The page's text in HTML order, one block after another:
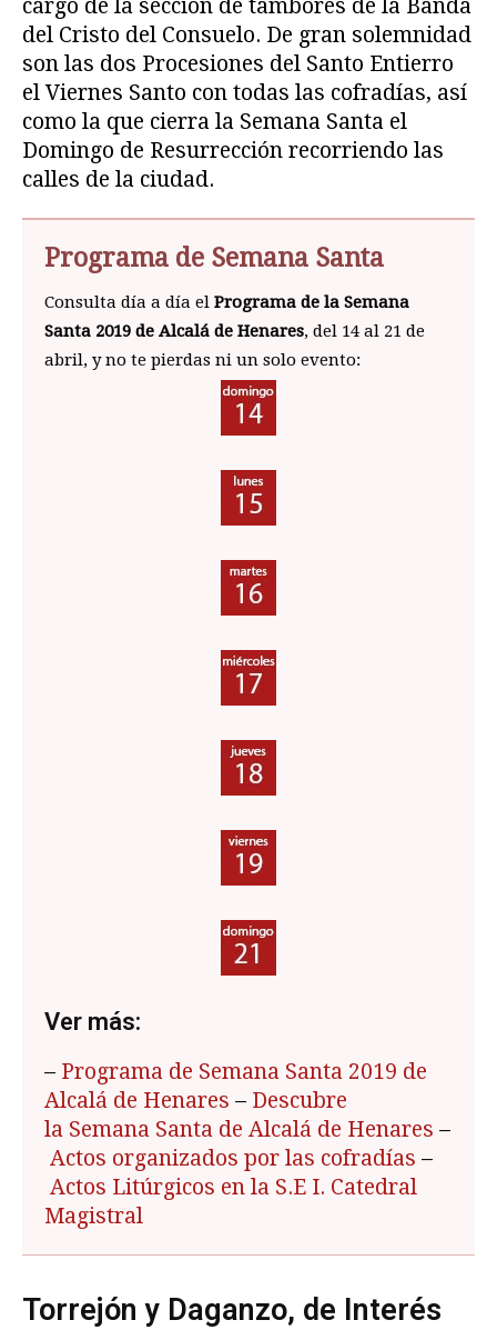
cargo de la sección de tambores de la Banda
del Cristo del Consuelo. De gran solemnidad
son las dos Procesiones del Santo Entierro
el Viernes Santo con todas las cofradías, así
como la que cierra la Semana Santa el
Domingo de Resurrección recorriendo las
calles de la ciudad.
Programa de Semana Santa
Consulta día a día el Programa de la Semana
Santa 2019 de Alcalá de Henares, del 14 al 21 de
abril, y no te pierdas ni un solo evento:
Ver más:
– Programa de Semana Santa 2019 de
Alcalá de Henares – Descubre
la Semana Santa de Alcalá de Henares –
Actos organizados por las cofradías –
Actos Litúrgicos en la S.E I. Catedral
Magistral
Torrejón y Daganzo, de Interés